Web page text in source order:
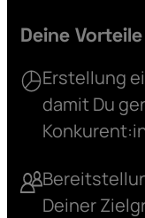
Deine Vorteile
Erstellung
damit Du
Deiner